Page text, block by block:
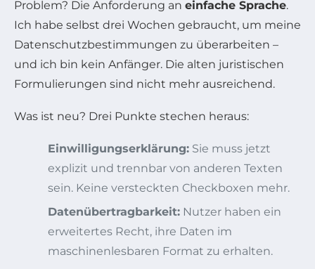
Problem? Die Anforderung an einfache Sprache.
Ich habe selbst drei Wochen gebraucht, um meine
Datenschutzbestimmungen zu überarbeiten –
und ich bin kein Anfänger. Die alten juristischen
Formulierungen sind nicht mehr ausreichend.
Was ist neu? Drei Punkte stechen heraus:
Einwilligungserklärung: Sie muss jetzt
explizit und trennbar von anderen Texten
sein. Keine versteckten Checkboxen mehr.
Datenübertragbarkeit: Nutzer haben ein
erweitertes Recht, ihre Daten im
maschinenlesbaren Format zu erhalten.